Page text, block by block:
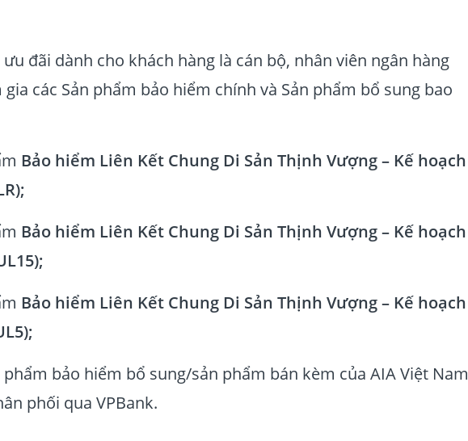
đãi dành cho khách hàng là cán bộ, nhân viên ngân hàng
gia các Sản phẩm bảo hiểm chính và Sản phẩm bổ sung bao
Bảo hiểm Liên Kết Chung Di Sản Thịnh Vượng – Kế hoạch
Bảo hiểm Liên Kết Chung Di Sản Thịnh Vượng – Kế hoạch
Bảo hiểm Liên Kết Chung Di Sản Thịnh Vượng – Kế hoạch
bảo hiểm bổ sung/sản phẩm bán kèm của AIA Việt Nam
phối qua VPBank.